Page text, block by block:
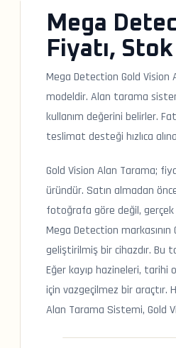
Mega
Fiyatı,
Mega Detection Gold
modeldir. Alan tarama
kullanım değerini belirler.
teslimat desteği hızlıca
Gold Vision Alan Tarama;
üründür. Satın almadan
fotoğrafa göre değil, gerçek
Mega Detection markasının
geliştirilmiş bir cihazdır. Bu
Eğer kayıp hazineleri, tarihi
için vazgeçilmez bir araçtır.
Alan Tarama Sistemi, Gold